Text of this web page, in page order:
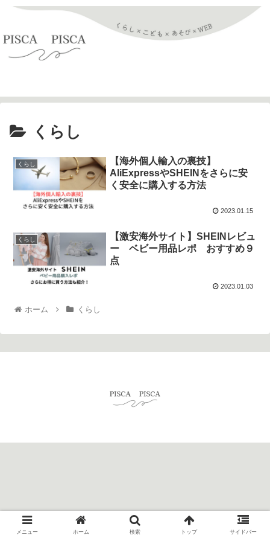
くらし
くらし
【海外個人輸入の裏技】
AliExpressやSHEINをさらに安
く安全に購入する方法
2023.01.15
くらし
【激安海外サイト】SHEINレビュ
ー ベビー用品レポ おすすめ９
点
2023.01.03
ホーム くらし
メニュー ホーム 検索 トップ サイドバー